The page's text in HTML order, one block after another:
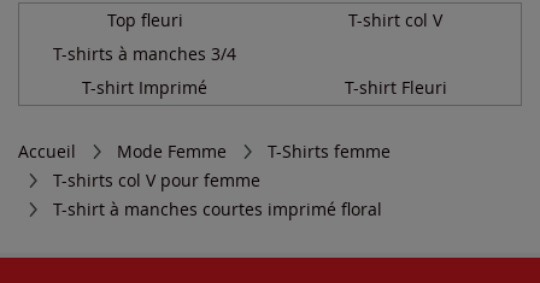
Top fleuri
T-shirts à manches 3/4
T-shirt col V
T-shirt Imprimé T-shirt Fleuri
Accueil Mode Femme
T-Shirts femme
T-shirts col V pour femme
T-shirt à manches courtes imprimé floral